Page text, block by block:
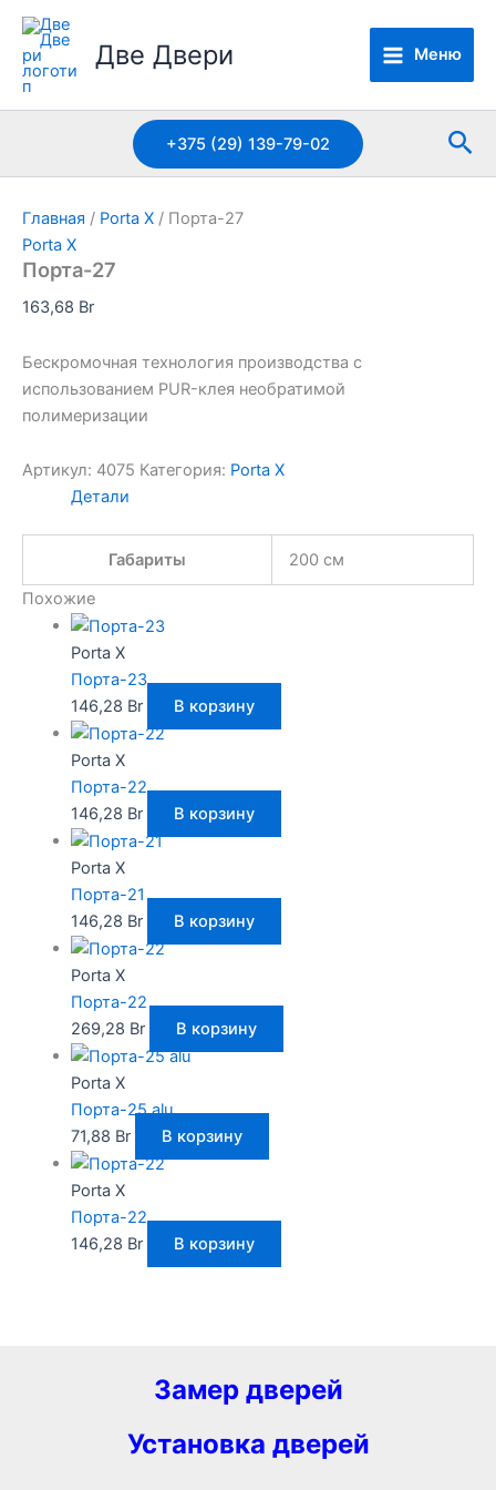
Перейти
содержимомуДве Двери Меню
+375 (29) 139-79-02
Главная / Porta X / Порта-27
Porta X
Порта-27
163,68 Br
Бескромочная технология производства с
использованием PUR-клея необратимой
полимеризации
Артикул: 4075 Категория: Porta X
Детали
Габариты
200 см
Похожие
Porta X
Порта-23
146,28 Br В корзину
Porta X
Порта-22
146,28 Br В корзину
Porta X
Порта-21
146,28 Br В корзину
Porta X
Порта-22
269,28 Br В корзину
Porta X
Порта-25 alu
71,88 Br В корзину
Porta X
Порта-22
146,28 Br В корзину
Замер дверей
Установка дверей